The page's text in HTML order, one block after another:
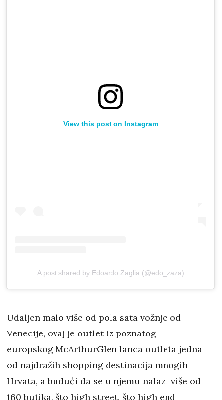
View this post on Instagram
A post shared by Edoardo Zaglia (@edo_zaza)
Udaljen malo više od pola sata vožnje od
Venecije, ovaj je outlet iz poznatog
europskog McArthurGlen lanca outleta jedna
od najdražih shopping destinacija mnogih
Hrvata, a budući da se u njemu nalazi više od
160 butika, što high street, što high end